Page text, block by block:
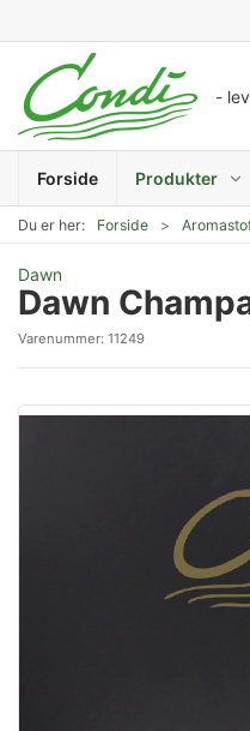
-
Forside Produkter
Du er her: Forside
Dawn
Dawn
Varenummer: 11249